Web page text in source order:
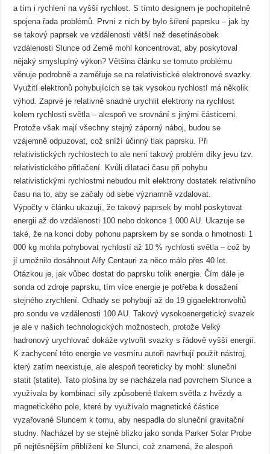
a tím i rychlení na vyšší rychlost. S tímto designem je pochopitelně
spojena řada problémů. První z nich by bylo šíření paprsku – jak by
se takový paprsek ve vzdálenosti větší než desetinásobek
vzdálenosti Slunce od Země mohl koncentrovat, aby poskytoval
nějaký smysluplný výkon? Většina článku se tomuto problému
věnuje podrobně a zaměřuje se na relativistické elektronové svazky.
Využití elektronů pohybujících se tak vysokou rychlostí má několik
výhod. Zaprvé je relativně snadné urychlit elektrony na rychlost
kolem rychlosti světla – alespoň ve srovnání s jinými částicemi.
Protože však mají všechny stejný záporný náboj, budou se
vzájemně odpuzovat, což sníží účinný tlak paprsku. Při
relativistických rychlostech to ale není takový problém díky jevu tzv.
relativistického přitlačení. Kvůli dilataci času při pohybu
relativistickými rychlostmi nebudou mít elektrony dostatek relativního
času na to, aby se začaly od sebe významně vzdalovat.
Výpočty v článku ukazují, že takový paprsek by mohl poskytovat
energii až do vzdálenosti 100 nebo dokonce 1 000 AU. Ukazuje se
také, že na konci doby pohonu paprskem by se sonda o hmotnosti 1
000 kg mohla pohybovat rychlostí až 10 % rychlosti světla – což by
jí umožnilo dosáhnout Alfy Centauri za něco málo přes 40 let.
Otázkou je, jak vůbec dostat do paprsku tolik energie. Čím dále je
sonda od zdroje paprsku, tím více energie je potřeba k dosažení
stejného zrychlení. Odhady se pohybují až do 19 gigaelektronvoltů
pro sondu ve vzdálenosti 100 AU. Takový vysokoenergetický svazek
je ale v našich technologických možnostech, protože Velký
hadronový urychlovač dokáže vytvořit svazky s řádově vyšší energií.
K zachycení této energie ve vesmíru autoři navrhují použít nástroj,
který zatím neexistuje, ale alespoň teoreticky by mohl: sluneční
statit (statite). Tato plošina by se nacházela nad povrchem Slunce a
využívala by kombinaci síly způsobené tlakem světla z hvězdy a
magnetického pole, které by využívalo magnetické částice
vyzařované Sluncem k tomu, aby nespadla do sluneční gravitační
studny. Nacházel by se stejně blízko jako sonda Parker Solar Probe
při nejtěsnějším přiblížení ke Slunci, což znamená, že alespoň